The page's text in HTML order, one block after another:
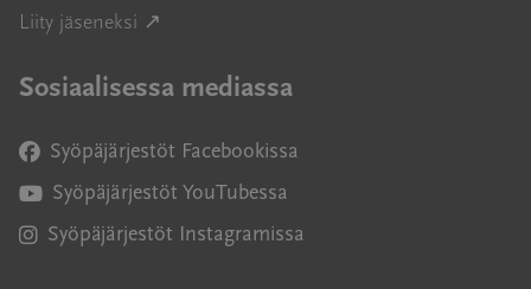
Liity jäseneksi ↗
Sosiaalisessa mediassa
Syöpäjärjestöt Facebookissa
Avautuu uuteen ikkunaan
Syöpäjärjestöt YouTubessa
Avautuu uuteen ikkunaan
Syöpäjärjestöt Instagramissa
Avautuu uuteen ikkunaan